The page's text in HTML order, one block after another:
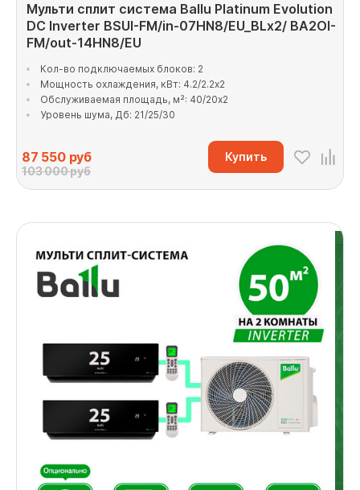
Мульти сплит система Ballu Platinum Evolution
DC Inverter BSUI-FM/in-07HN8/EU_BLx2/ BA2OI-
FM/out-14HN8/EU
Кол-во подключаемых блоков: 2
Мощность охлаждения, кВт: 4.2/2.2x2
Обслуживаемая площадь, м²: 40/20x2
Уровень шума, Дб: 21/25/30
87 550руб
103 000 руб
Купить